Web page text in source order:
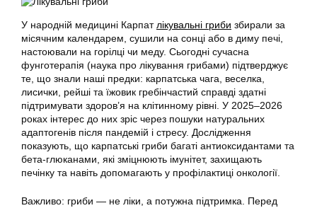
У народній медицині Карпат лікувальні гриби збирали за
місячним календарем, сушили на сонці або в диму печі,
настоювали на горілці чи меду. Сьогодні сучасна
фунготерапія (наука про лікування грибами) підтверджує
те, що знали наші предки: карпатська чага, веселка,
лисички, рейші та їжовик гребінчастий справді здатні
підтримувати здоров’я на клітинному рівні. У 2025–2026
роках інтерес до них зріс через пошуки натуральних
адаптогенів після пандемій і стресу. Дослідження
показують, що карпатські гриби багаті антиоксидантами та
бета-глюканами, які зміцнюють імунітет, захищають
печінку та навіть допомагають у профілактиці онкології.
Важливо: гриби — не ліки, а потужна підтримка. Перед